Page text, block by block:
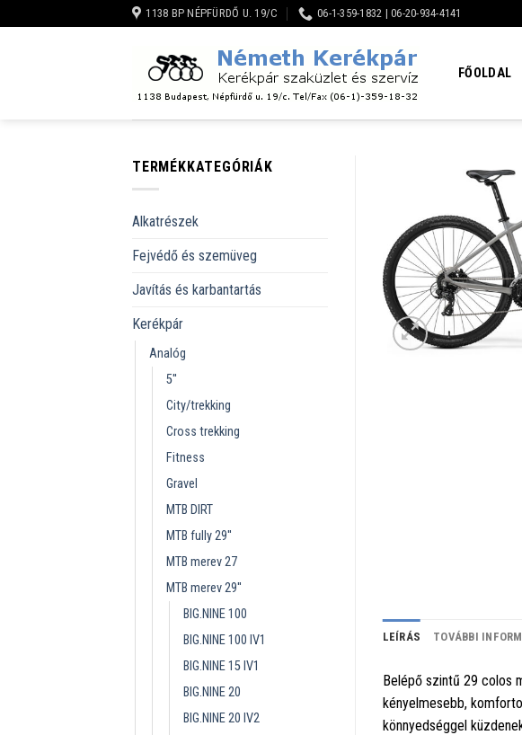
to
1138 BP NÉPFÜRDŐ U. 19/C 06-1-359-1832 | 06-20-934-4141
FŐOLDAL
TERMÉKKATEGÓRIÁK
Alkatrészek
Fejvédő és szemüveg
Javítás és karbantartás
Kerékpár
Analóg
5''
City/trekking
Cross trekking
Fitness
Gravel
MTB DIRT
MTB fully 29''
MTB merev 27
MTB merev 29''
BIG.NINE 100
BIG.NINE 100 IV1
BIG.NINE 15 IV1
BIG.NINE 20
BIG.NINE 20 IV2
LEÍRÁS TOVÁBBI
Belépő szintű 29 colos
kényelmesebb,
könnyedséggel